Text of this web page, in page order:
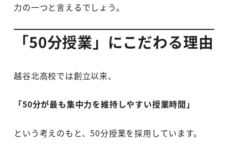
力の一つと言えるでしょう。
「50分授業」にこだわる理由
越谷北高校では創立以来、
「50分が最も集中力を維持しやすい授業時間」
という考えのもと、50分授業を採用しています。